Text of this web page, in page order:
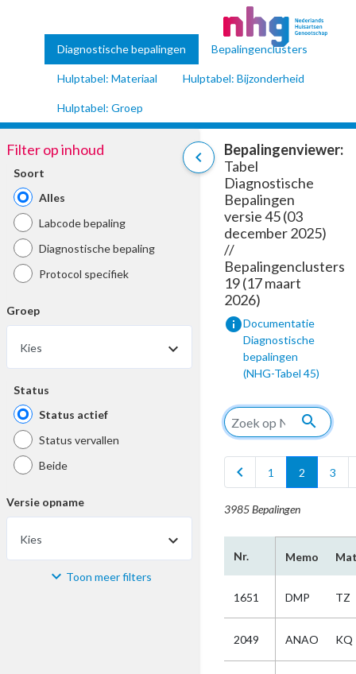
Diagnostische bepalingen Bepalingenclusters
Hulptabel: Materiaal Hulptabel: Bijzonderheid
Hulptabel: Groep
chevron_left
Filter op inhoud
Soort
Alles
Labcode bepaling
Diagnostische bepaling
Protocol specifiek
Groep
Kies
Status
Status actief
Status vervallen
Beide
Versie opname
Kies
Materiaal Toon meer filters
Bepalingenviewer:
Tabel
Diagnostische
Bepalingen
versie 45 (03
december 2025)
//
Bepalingenclusters
19 (17 maart
2026)
infoDocumentatie
Diagnostische
bepalingen
(NHG-Tabel 45)
search
chevron_left 1 2 3
3985 Bepalingen
Nr. Memo
1651 DMP TZ
2049 ANAO KQ